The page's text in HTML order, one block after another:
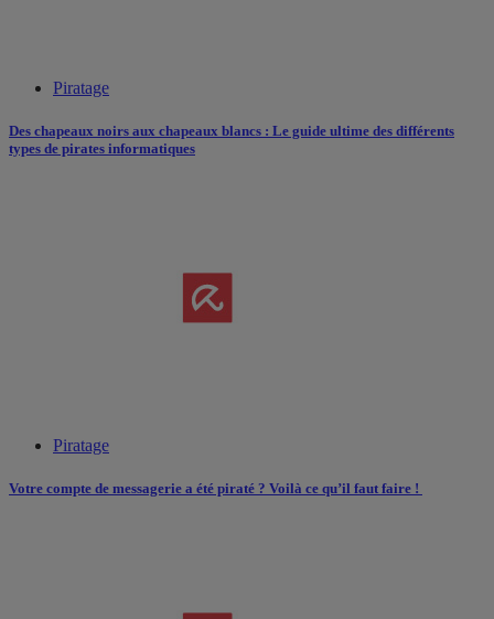
Piratage
Des chapeaux noirs aux chapeaux blancs : Le guide ultime des différents
types de pirates informatiques
Piratage
Votre compte de messagerie a été piraté ? Voilà ce qu’il faut faire !